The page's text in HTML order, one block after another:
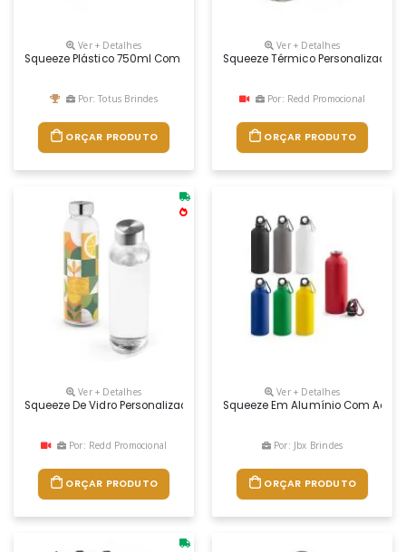
Ver + Detalhes
Squeeze Plástico 750ml Com Bico De Canudo. Squeeze
Por: Totus Brindes
ORÇAR PRODUTO
Ver + Detalhes
Squeeze Térmico Personalizado
Por: Redd Promocional
ORÇAR PRODUTO
Ver + Detalhes
Squeeze De Vidro Personalizado
Por: Redd Promocional
ORÇAR PRODUTO
Ver + Detalhes
Squeeze Em Alumínio Com
Por: Jbx Brindes
ORÇAR PRODUTO